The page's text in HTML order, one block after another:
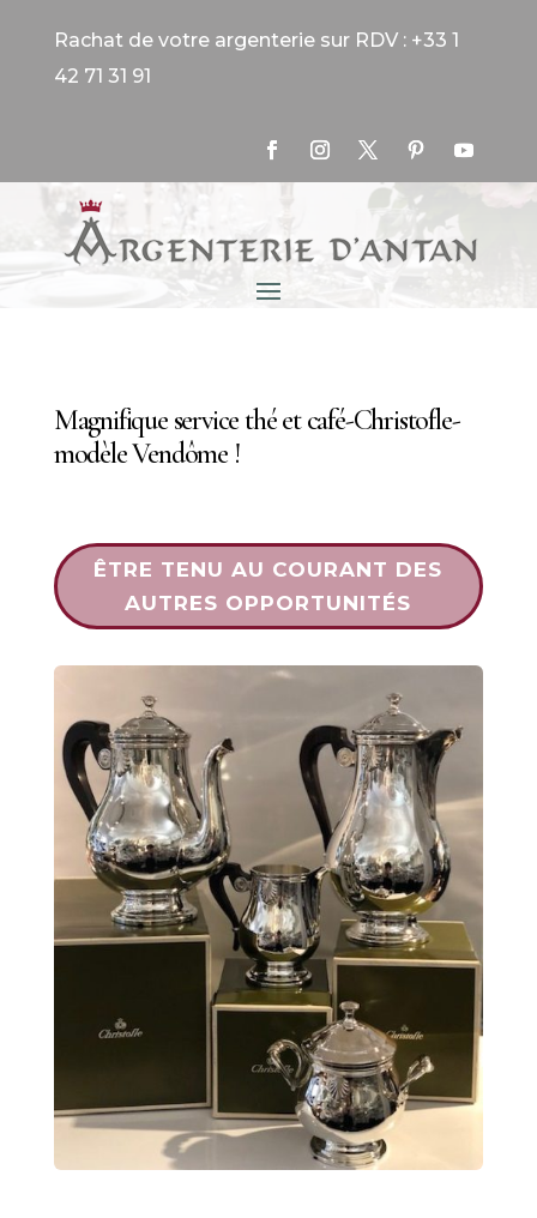
Rachat de votre argenterie sur RDV : +33 1
42 71 31 91
Magnifique service thé et café-Christofle-
modèle Vendôme !
ÊTRE TENU AU COURANT DES
AUTRES OPPORTUNITÉS